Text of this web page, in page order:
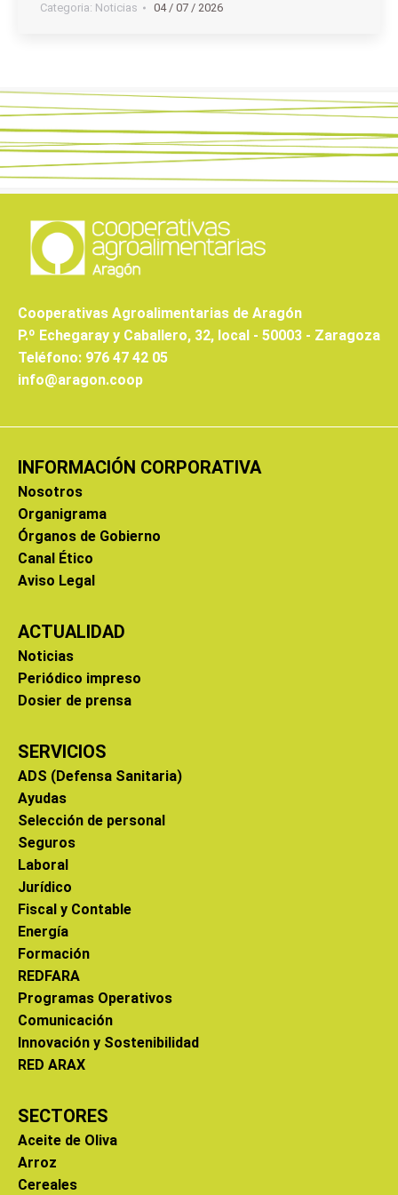
Categoria: Noticias 04 / 07 / 2026
Cooperativas Agroalimentarias de Aragón
P.º Echegaray y Caballero, 32, local - 50003 - Zaragoza
Teléfono: 976 47 42 05
info@aragon.coop
INFORMACIÓN CORPORATIVA
Nosotros
Organigrama
Órganos de Gobierno
Canal Ético
Aviso Legal
ACTUALIDAD
Noticias
Periódico impreso
Dosier de prensa
SERVICIOS
ADS (Defensa Sanitaria)
Ayudas
Selección de personal
Seguros
Laboral
Jurídico
Fiscal y Contable
Energía
Formación
REDFARA
Programas Operativos
Comunicación
Innovación y Sostenibilidad
RED ARAX
SECTORES
Aceite de Oliva
Arroz
Cereales